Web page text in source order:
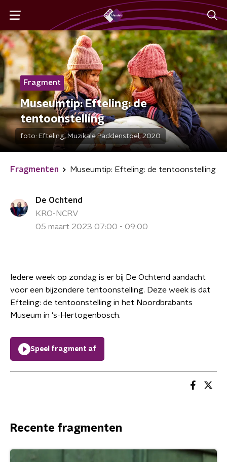
Fragment
Museumtip: Efteling: de
tentoonstelling
foto: Efteling, Muzikale Paddenstoel, 2020
Fragmenten Museumtip: Efteling: de tentoonstelling
De Ochtend
KRO-NCRV
05 maart 2023 07:00 - 09:00
Iedere week op zondag is er bij De Ochtend aandacht
voor een bijzondere tentoonstelling. Deze week is dat
Efteling: de tentoonstelling in het Noordbrabants
Museum in 's-Hertogenbosch.
Speel fragment af
Recente fragmenten